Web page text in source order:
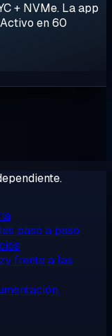
+ NVMe. La app
en 60
paso a paso
frente a las